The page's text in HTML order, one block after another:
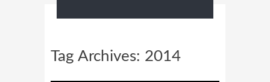
Tag Archives: 2014